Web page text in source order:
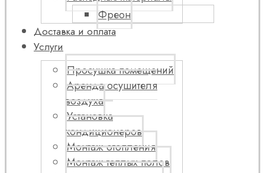
Фреон
Доставка и оплата
Услуги
Просушка помещений
Аренда осушителя
воздуха
Установка
кондиционеров
Монтаж отопления
Монтаж теплых полов